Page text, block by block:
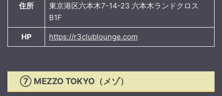
住所
東京港区六本木7-14-23 六本木ランドクロス
B1F
HP https://r3clublounge.com
⑦ MEZZO TOKYO（メゾ）